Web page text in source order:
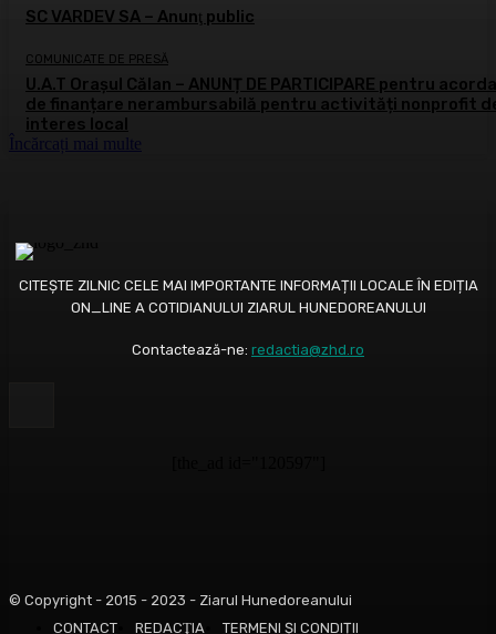
SC VARDEV SA – Anunţ public
COMUNICATE DE PRESĂ
U.A.T Orașul Călan – ANUNȚ DE PARTICIPARE pentru
de finanțare nerambursabilă pentru activități nonprofit
interes local
Încărcați mai multe
CITEȘTE ZILNIC CELE MAI IMPORTANTE INFORMAȚII LOCALE ÎN EDIȚIA
ON_LINE A COTIDIANULUI ZIARUL HUNEDOREANULUI
Contactează-ne: redactia@zhd.ro
© Copyright - 2015 - 2023 - Ziarul Hunedoreanului
CONTACT
REDACŢIA
TERMENI ȘI CONDIȚII